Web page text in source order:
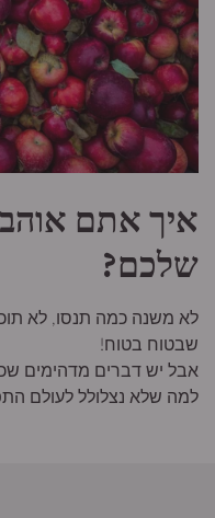
איך אתם
שלכם?
לא משנה כמה תנסו, לא
שבטוח בטוח!
אבל יש דברים מדהימים
למה שלא נצלולל לעולם